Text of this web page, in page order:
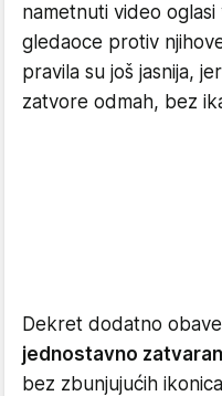
nametnuti video
gledaoce protiv
pravila su još jasnija,
zatvore odmah, bez
Dekret dodatno
jednostavno
bez zbunjujućih